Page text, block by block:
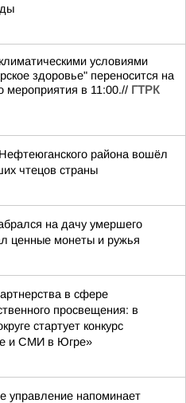
условиями
здоровье" переносится на
мероприятия в 11:00.// ГТРК
района вошёл
чтецов страны
на дачу умершего
ценные монеты и ружья
в сфере
просвещения: в
стартует конкурс
и СМИ в Югре»
управление напоминает